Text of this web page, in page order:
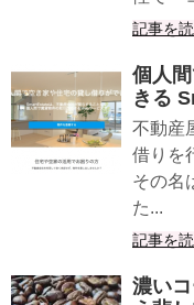
記事を
個人
きる
不動産
借りを
その名
た...
記事を
濃い